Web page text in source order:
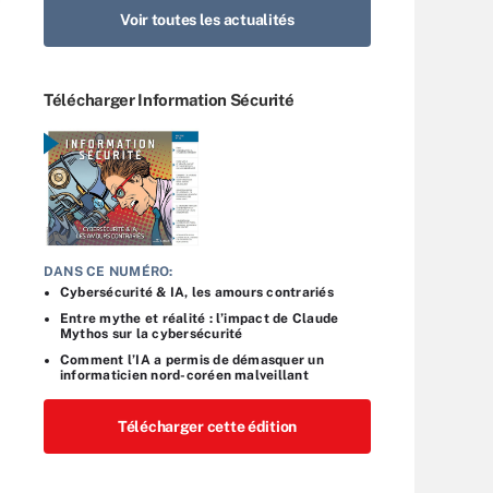
Voir toutes les actualités
Télécharger Information Sécurité
DANS CE NUMÉRO:
Cybersécurité & IA, les amours contrariés
Entre mythe et réalité : l’impact de Claude
Mythos sur la cybersécurité
Comment l’IA a permis de démasquer un
informaticien nord-coréen malveillant
Télécharger cette édition